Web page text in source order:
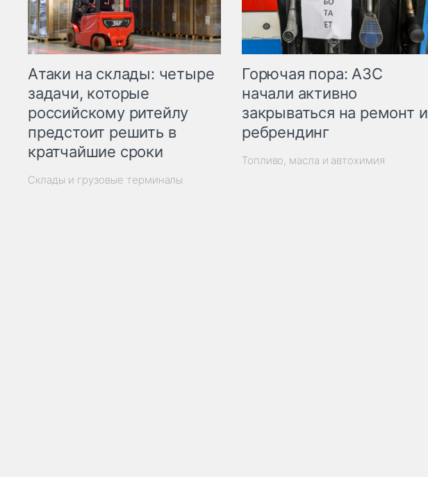
Атаки на склады: четыре
задачи, которые
российскому ритейлу
предстоит решить в
кратчайшие сроки
Склады и грузовые терминалы
Горючая пора: АЗС
начали активно
закрываться на ремонт и
ребрендинг
Топливо, масла и автохимия